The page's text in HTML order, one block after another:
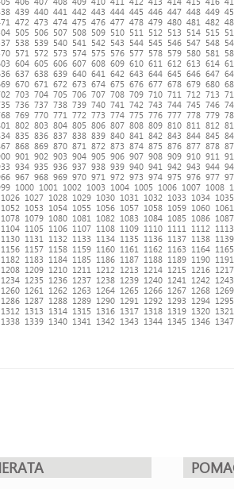
439 440 441 442 443 444 445 446 447 448 449
472 473 474 475 476 477 478 479 480 481 482
505 506 507 508 509 510 511 512 513 514 515
538 539 540 541 542 543 544 545 546 547 548
571 572 573 574 575 576 577 578 579 580 581
604 605 606 607 608 609 610 611 612 613 614
637 638 639 640 641 642 643 644 645 646 647
670 671 672 673 674 675 676 677 678 679 680
703 704 705 706 707 708 709 710 711 712 713
736 737 738 739 740 741 742 743 744 745 746
769 770 771 772 773 774 775 776 777 778 779
802 803 804 805 806 807 808 809 810 811 812
835 836 837 838 839 840 841 842 843 844 845
868 869 870 871 872 873 874 875 876 877 878
901 902 903 904 905 906 907 908 909 910 911
934 935 936 937 938 939 940 941 942 943 944
967 968 969 970 971 972 973 974 975 976 977
1000 1001 1002 1003 1004 1005 1006 1007 1008
1026 1027 1028 1029 1030 1031 1032 1033 1034 1035
1052 1053 1054 1055 1056 1057 1058 1059 1060 1061
1078 1079 1080 1081 1082 1083 1084 1085 1086 1087
1104 1105 1106 1107 1108 1109 1110 1111 1112 1113
1130 1131 1132 1133 1134 1135 1136 1137 1138 1139
1156 1157 1158 1159 1160 1161 1162 1163 1164 1165
1182 1183 1184 1185 1186 1187 1188 1189 1190 1191
1208 1209 1210 1211 1212 1213 1214 1215 1216 1217
1234 1235 1236 1237 1238 1239 1240 1241 1242 1243
1260 1261 1262 1263 1264 1265 1266 1267 1268 1269
1286 1287 1288 1289 1290 1291 1292 1293 1294 1295
1312 1313 1314 1315 1316 1317 1318 1319 1320 1321
1338 1339 1340 1341 1342 1343 1344 1345 1346 1347